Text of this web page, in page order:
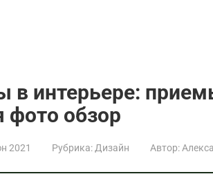
в интерьере:
фото обзор
2021 Рубрика: Дизайн Автор: